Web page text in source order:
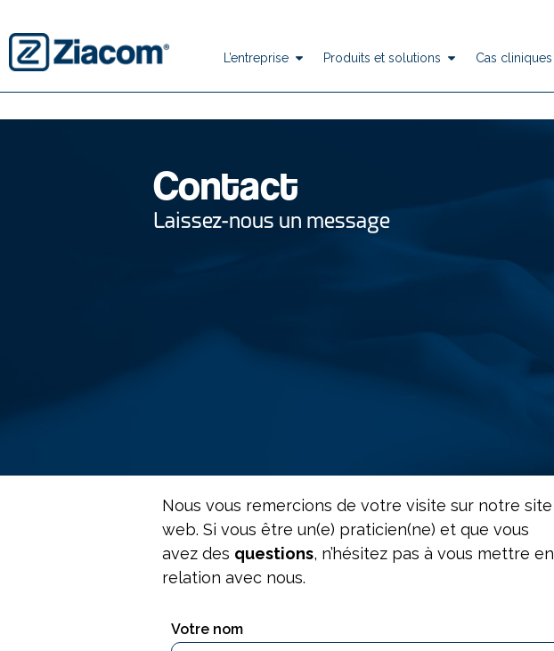
L’entreprise Produits et solutions Cas cliniques
Contact
Laissez-nous un message
Nous vous remercions de votre visite sur notre site
web. Si vous être un(e) praticien(ne) et que vous
avez des questions, n’hésitez pas à vous mettre en
relation avec nous.
Votre nom